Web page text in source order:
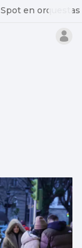
Spot en orquestas